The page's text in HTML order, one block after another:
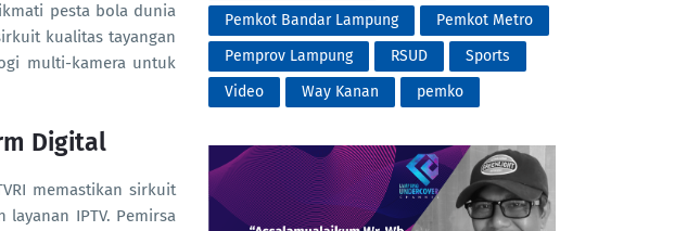
pesta bola dunia
kualitas tayangan
multi-kamera untuk
Digital
memastikan sirkuit
IPTV. Pemirsa
Pemkot Bandar Lampung
Pemkot Metro
Pemprov Lampung
RSUD
Sports
Video
Way Kanan pemko